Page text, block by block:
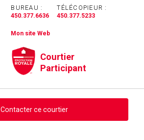
BUREAU :
450.377.6636
TÉLÉCOPIEUR :
450.377.5233
Mon site Web
Courtier
Participant
Contacter ce courtier